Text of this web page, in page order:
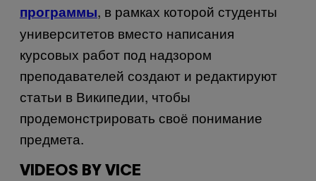
программы, в рамках которой студенты
университетов вместо написания
курсовых работ под надзором
преподавателей создают и редактируют
статьи в Википедии, чтобы
продемонстрировать своё понимание
предмета.
VIDEOS BY VICE